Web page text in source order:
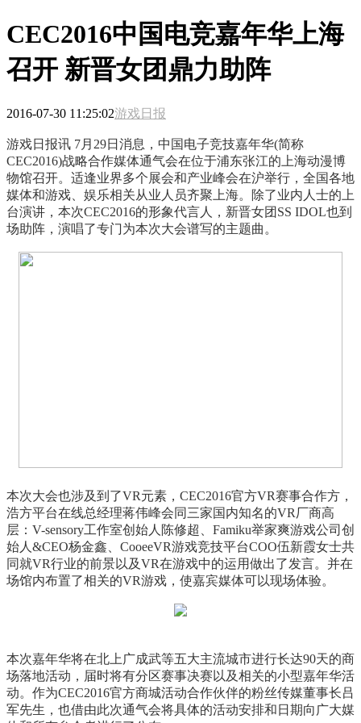
CEC2016中国电竞嘉年华上海
召开 新晋女团鼎力助阵
2016-07-30 11:25:02游戏日报
游戏日报讯 7月29日消息，中国电子竞技嘉年华(简称
CEC2016)战略合作媒体通气会在位于浦东张江的上海动漫博
物馆召开。适逢业界多个展会和产业峰会在沪举行，全国各地
媒体和游戏、娱乐相关从业人员齐聚上海。除了业内人士的上
台演讲，本次CEC2016的形象代言人，新晋女团SS IDOL也到
场助阵，演唱了专门为本次大会谱写的主题曲。
本次大会也涉及到了VR元素，CEC2016官方VR赛事合作方，
浩方平台在线总经理蒋伟峰会同三家国内知名的VR厂商高
层：V-sensory工作室创始人陈修超、Famiku举家爽游戏公司创
始人&CEO杨金鑫、CooeeVR游戏竞技平台COO伍新霞女士共
同就VR行业的前景以及VR在游戏中的运用做出了发言。并在
场馆内布置了相关的VR游戏，使嘉宾媒体可以现场体验。
本次嘉年华将在北上广成武等五大主流城市进行长达90天的商
场落地活动，届时将有分区赛事决赛以及相关的小型嘉年华活
动。作为CEC2016官方商城活动合作伙伴的粉丝传媒董事长吕
军先生，也借由此次通气会将具体的活动安排和日期向广大媒